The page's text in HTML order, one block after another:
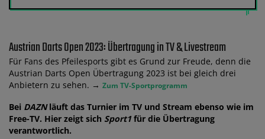
Austrian Darts Open 2023: Übertragung in TV & Livestream
Für Fans des Pfeilesports gibt es Grund zur Freude, denn die
Austrian Darts Open Übertragung 2023 ist bei gleich drei
Anbietern zu sehen. → Zum TV-Sportprogramm
Bei DAZNläuft das Turnier im TV und Stream ebenso wie im
Free-TV. Hier zeigt sich Sport1 für die Übertragung
verantwortlich.